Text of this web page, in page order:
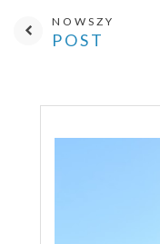
NOWSZY
POST